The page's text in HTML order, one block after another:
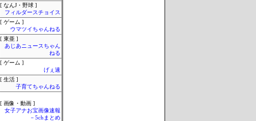
[ なんJ・野球 ]
フィルダースチョイス
[ ゲーム ]
ウマツイちゃんねる
[ 東亜 ]
あじあニュースちゃん
ねる
[ ゲーム ]
げぇ速
[ 生活 ]
子育てちゃんねる
[ 画像・動画 ]
女子アナお宝画像速報
－5chまとめ